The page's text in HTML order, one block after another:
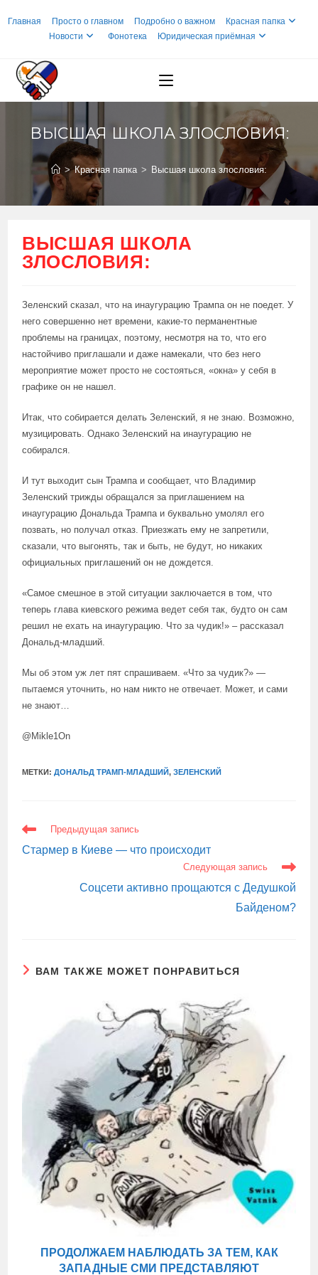
Главная Просто о главном Подробно о важном
Красная папка
Новости
Фонотека Юридическая приёмная
ВЫСШАЯ ШКОЛА ЗЛОСЛОВИЯ:
> Красная папка > Высшая школа злословия:
ВЫСШАЯ ШКОЛА
ЗЛОСЛОВИЯ:
Зеленский сказал, что на инаугурацию Трампа он не поедет. У
него совершенно нет времени, какие-то перманентные
проблемы на границах, поэтому, несмотря на то, что его
настойчиво приглашали и даже намекали, что без него
мероприятие может просто не состояться, «окна» у себя в
графике он не нашел.
Итак, что собирается делать Зеленский, я не знаю. Возможно,
музицировать. Однако Зеленский на инаугурацию не
собирался.
И тут выходит сын Трампа и сообщает, что Владимир
Зеленский трижды обращался за приглашением на
инаугурацию Дональда Трампа и буквально умолял его
позвать, но получал отказ. Приезжать ему не запретили,
сказали, что выгонять, так и быть, не будут, но никаких
официальных приглашений он не дождется.
«Самое смешное в этой ситуации заключается в том, что
теперь глава киевского режима ведет себя так, будто он сам
решил не ехать на инаугурацию. Что за чудик!» – рассказал
Дональд-младший.
Мы об этом уж лет пят спрашиваем. «Что за чудик?» —
пытаемся уточнить, но нам никто не отвечает. Может, и сами
не знают…
@Mikle1On
МЕТКИ:ДОНАЛЬД ТРАМП-МЛАДШИЙ, ЗЕЛЕНСКИЙ
ЕЩЕ
СТАТЬИ
Предыдущая запись
Стармер в Киеве — что происходит
Следующая запись
Соцсети активно прощаются с Дедушкой
Байденом?
ВАМ ТАКЖЕ МОЖЕТ ПОНРАВИТЬСЯ
ПРОДОЛЖАЕМ НАБЛЮДАТЬ ЗА ТЕМ, КАК
ЗАПАДНЫЕ СМИ ПРЕДСТАВЛЯЮТ